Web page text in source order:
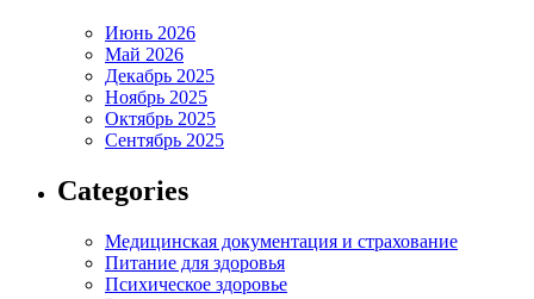
Июнь 2026
Май 2026
Декабрь 2025
Ноябрь 2025
Октябрь 2025
Сентябрь 2025
Categories
Медицинская документация и страхование
Питание для здоровья
Психическое здоровье